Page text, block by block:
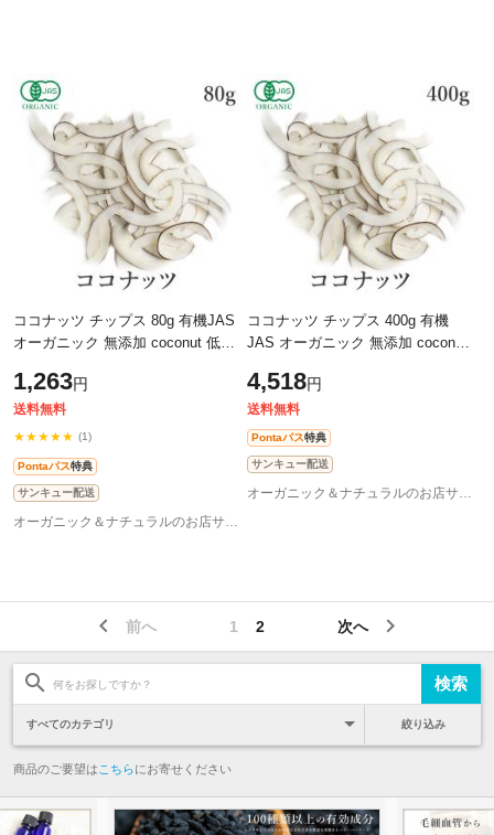
ココナッツ チップス 80g 有機JAS
オーガニック 無添加 coconut 低温
ーパーフード ダイエット 健康 ヴ
1,263円
送料無料
★★★★★ (1)
Pontaパス特典
サンキュー配送
オーガニック＆ナチュラルのお店サンタローサ
ココナッツ チップス 400g 有機
JAS オーガニック 無添加 coconut
製 スーパーフード ダイエット 健
康 ヴ
4,518円
送料無料
Pontaパス特典
サンキュー配送
オーガニック＆ナチュラルのお店サンタローサ
前へ 次へ
1 2
絞り込み
商品のご要望は こちらにお寄せください